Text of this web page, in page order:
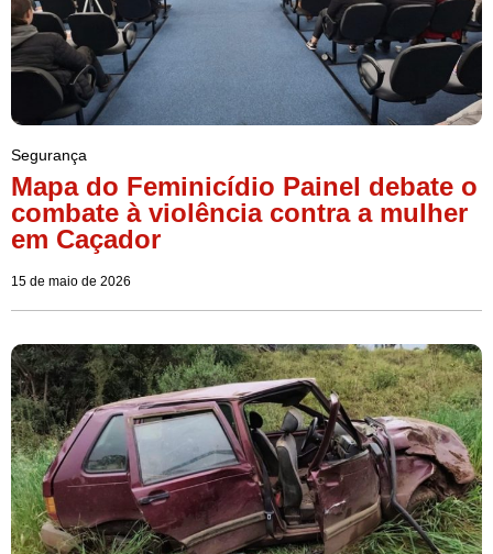
Segurança
Mapa do Feminicídio Painel debate o
combate à violência contra a mulher
em Caçador
15 de maio de 2026